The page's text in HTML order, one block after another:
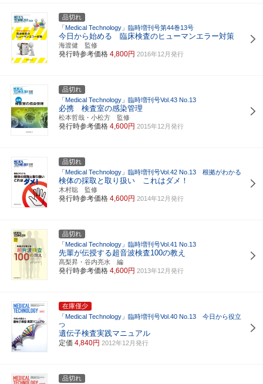
品切れ
「Medical Technology」臨時増刊号第44巻13号
今日から始める 臨床検査のヒューマンエラー対策
海渡健 監修
発行時参考価格 4,800円 2016年12月発行
品切れ
「Medical Technology」臨時増刊号Vol.43 No.13
必携 検査室の感染管理
松本哲哉・小松方 監修
発行時参考価格 4,600円 2015年12月発行
品切れ
「Medical Technology」臨時増刊号Vol.42 No.13 根拠がわかる
検体の採取と取り扱い これはダメ！
木村聡 監修
発行時参考価格 4,600円 2014年12月発行
品切れ
「Medical Technology」臨時増刊号Vol.41 No.13
先輩が伝授する超音波検査100の教え
髙梨昇・谷内亮水 編
発行時参考価格 4,600円 2013年12月発行
在庫僅少
「Medical Technology」臨時増刊号Vol.40 No.13 今日から役立
つ
遺伝子検査実践マニュアル
定価 4,840円 2012年12月発行
品切れ